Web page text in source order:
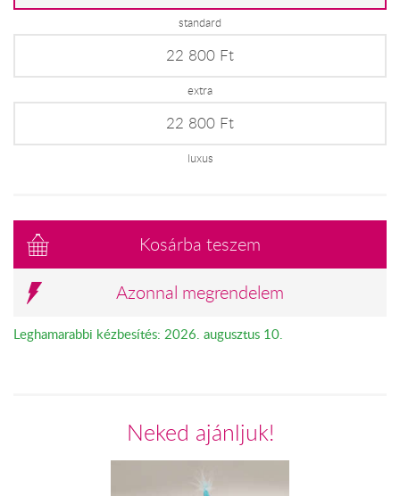
standard
22 800 Ft
extra
22 800 Ft
luxus
Kosárba teszem
Azonnal megrendelem
Leghamarabbi kézbesítés: 2026. augusztus 10.
Neked ajánljuk!